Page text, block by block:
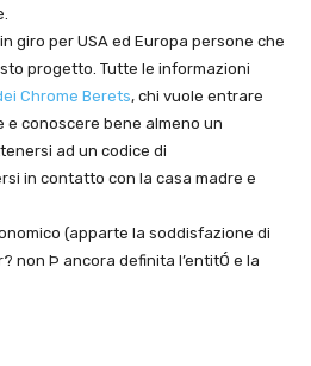
giro per USA ed Europa persone che
progetto. Tutte le informazioni
Chrome Berets, chi vuole entrare
conoscere bene almeno un
ad un codice di
in contatto con la casa madre e
(apparte la soddisfazione di
non Þ ancora definita l’entitÓ e la